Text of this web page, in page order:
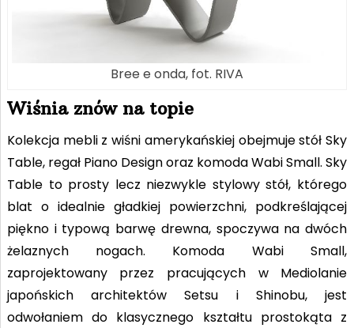
Bree e onda, fot. RIVA
Wiśnia znów na topie
Kolekcja mebli z wiśni amerykańskiej obejmuje stół Sky
Table, regał Piano Design oraz komoda Wabi Small. Sky
Table to prosty lecz niezwykle stylowy stół, którego
blat o idealnie gładkiej powierzchni, podkreślającej
piękno i typową barwę drewna, spoczywa na dwóch
żelaznych nogach. Komoda Wabi Small,
zaprojektowany przez pracujących w Mediolanie
japońskich architektów Setsu i Shinobu, jest
odwołaniem do klasycznego kształtu prostokąta z